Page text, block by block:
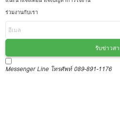
ร่วมงานกับเรา
รับข่าวส
Messenger Line โทรศัพท์ 089-891-1176